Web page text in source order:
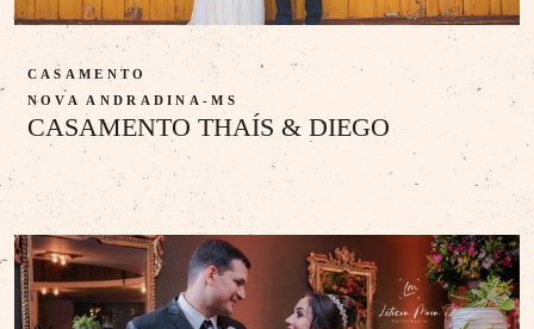
CASAMENTO THAÍS & DIEGO
CASAMENTO
NOVA ANDRADINA-MS